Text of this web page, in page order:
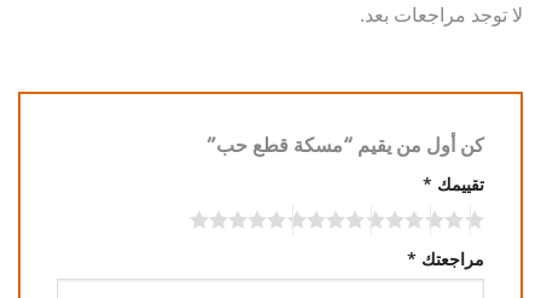
لا توجد مراجعات بعد.
كن أول من يقيم “مسكة قطع حب”
تقييمك *
مراجعتك *